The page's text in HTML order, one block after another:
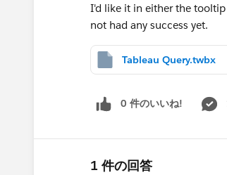
I'd like it in either the
not had any success yet.
Tableau Query.twbx
0 件のいいね!
1 件の回答